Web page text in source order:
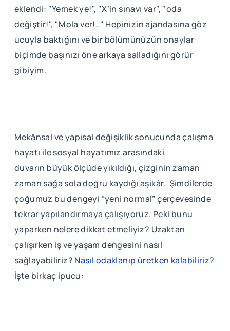
eklendi: "Yemek ye!", "X’in sınavı var", "oda
değiştir!", "Mola ver!.." Hepinizin ajandasına göz
ucuyla baktığını ve bir bölümünüzün onaylar
biçimde başınızı öne arkaya salladığını görür
gibiyim.
Mekânsal ve yapısal değişiklik sonucunda çalışma
hayatı ile sosyal hayatımız arasındaki
duvarın büyük ölçüde yıkıldığı, çizginin zaman
zaman sağa sola doğru kaydığı aşikâr. Şimdilerde
çoğumuz bu dengeyi “yeni normal” çerçevesinde
tekrar yapılandırmaya çalışıyoruz. Peki bunu
yaparken nelere dikkat etmeliyiz? Uzaktan
çalışırken iş ve yaşam dengesini nasıl
sağlayabiliriz? Nasıl odaklanıp üretken kalabiliriz?
İşte birkaç ipucu: